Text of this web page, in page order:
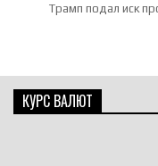
Трамп подал иск
КУРС ВАЛЮТ